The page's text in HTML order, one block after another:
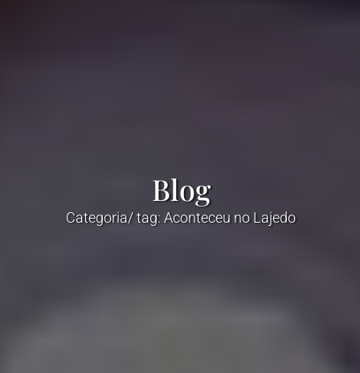
Blog
Categoria/ tag: Aconteceu no Lajedo